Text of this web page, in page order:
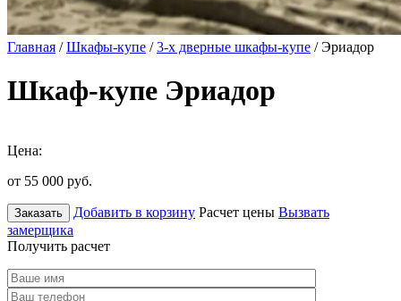
Главная /Шкафы-купе /3-х дверные шкафы-купе / Эриадор
Шкаф-купе Эриадор
Цена:
от 55 000 руб.
Заказать Добавить в корзину Расчет цены Вызвать
замерщика
Получить расчет